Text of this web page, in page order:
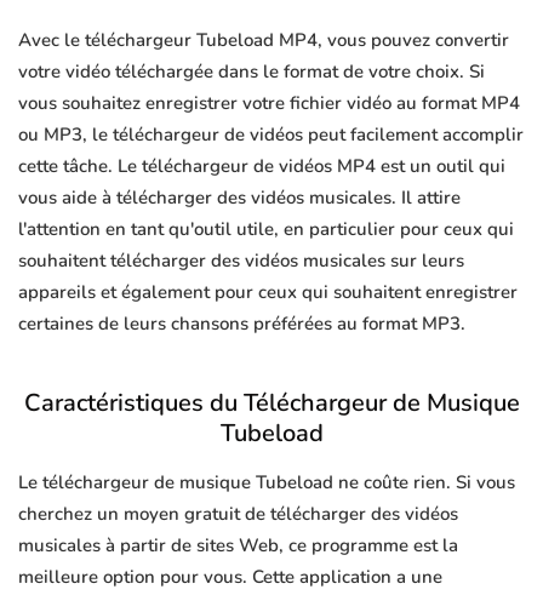
Avec le téléchargeur Tubeload MP4, vous pouvez convertir
votre vidéo téléchargée dans le format de votre choix. Si
vous souhaitez enregistrer votre fichier vidéo au format MP4
ou MP3, le téléchargeur de vidéos peut facilement accomplir
cette tâche. Le téléchargeur de vidéos MP4 est un outil qui
vous aide à télécharger des vidéos musicales. Il attire
l'attention en tant qu'outil utile, en particulier pour ceux qui
souhaitent télécharger des vidéos musicales sur leurs
appareils et également pour ceux qui souhaitent enregistrer
certaines de leurs chansons préférées au format MP3.
Caractéristiques du Téléchargeur de Musique
Tubeload
Le téléchargeur de musique Tubeload ne coûte rien. Si vous
cherchez un moyen gratuit de télécharger des vidéos
musicales à partir de sites Web, ce programme est la
meilleure option pour vous. Cette application a une